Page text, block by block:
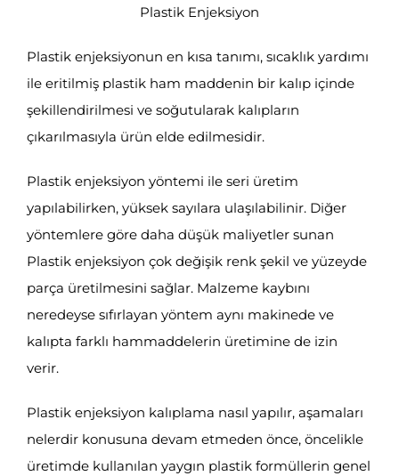
Plastik Enjeksiyon
Plastik enjeksiyonun en kısa tanımı, sıcaklık yardımı
ile eritilmiş plastik ham maddenin bir kalıp içinde
şekillendirilmesi ve soğutularak kalıpların
çıkarılmasıyla ürün elde edilmesidir.
Plastik enjeksiyon yöntemi ile seri üretim
yapılabilirken, yüksek sayılara ulaşılabilinir. Diğer
yöntemlere göre daha düşük maliyetler sunan
Plastik enjeksiyon çok değişik renk şekil ve yüzeyde
parça üretilmesini sağlar. Malzeme kaybını
neredeyse sıfırlayan yöntem aynı makinede ve
kalıpta farklı hammaddelerin üretimine de izin
verir.
Plastik enjeksiyon kalıplama nasıl yapılır, aşamaları
nelerdir konusuna devam etmeden önce, öncelikle
üretimde kullanılan yaygın plastik formüllerin genel